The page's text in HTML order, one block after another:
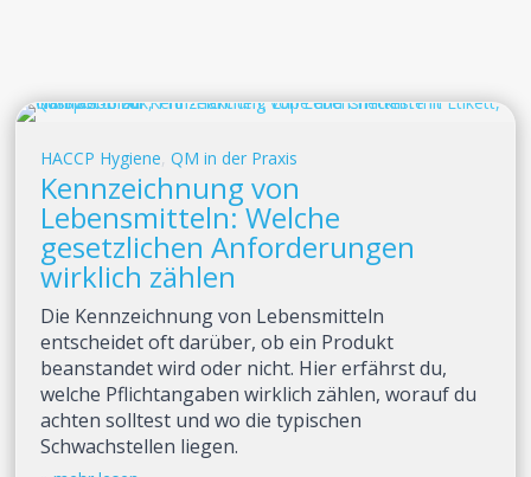
HACCP Hygiene,QM in der Praxis
Kennzeichnung von
Lebensmitteln: Welche
gesetzlichen Anforderungen
wirklich zählen
Die Kennzeichnung von Lebensmitteln
entscheidet oft darüber, ob ein Produkt
beanstandet wird oder nicht. Hier erfährst du,
welche Pflichtangaben wirklich zählen, worauf du
achten solltest und wo die typischen
Schwachstellen liegen.